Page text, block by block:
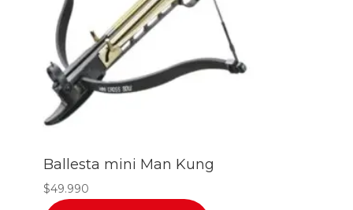
Ballesta mini Man Kung
$49.990